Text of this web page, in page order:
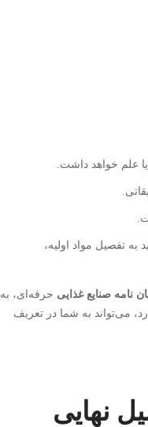
علم خواهد داشت.
به تفصیل مواد اولیه،
نامه صنایع غذایی حرفه‌ای، به
می‌تواند به شما در تعریف
نهایی